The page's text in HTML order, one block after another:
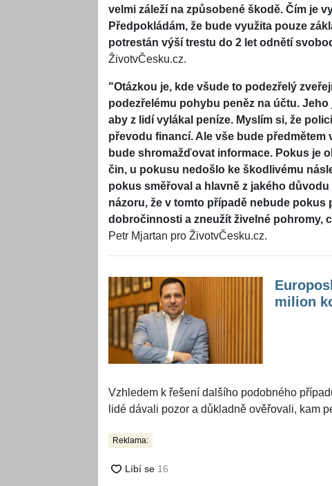
velmi záleží na způsobené škodě. Čím je
Předpokládám, že bude využita pouze
potrestán výší trestu do 2 let odnětí
ŽivotvČesku.cz.
"Otázkou je, kde všude to podezřelý
podezřelému pohybu peněz na účtu.
aby z lidí vylákal peníze. Myslím si, že
převodu financí. Ale vše bude
bude shromažďovat informace. Pokus je
čin, u pokusu nedošlo ke škodlivému
pokus směřoval a hlavně z jakého
názoru, že v tomto případě nebude
dobročinnosti a zneužít živelné pohromy,
Petr Mjartan pro ŽivotvČesku.cz.
milion
Vzhledem k řešení dalšího podobného
lidé dávali pozor a důkladně ověřovali, kam
Reklama: